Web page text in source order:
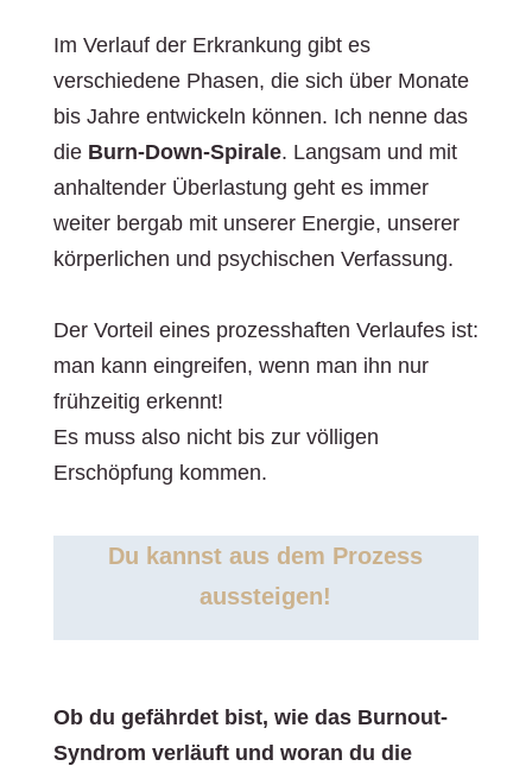
Im Verlauf der Erkrankung gibt es
verschiedene Phasen, die sich über Monate
bis Jahre entwickeln können. Ich nenne das
die Burn-Down-Spirale. Langsam und mit
anhaltender Überlastung geht es immer
weiter bergab mit unserer Energie, unserer
körperlichen und psychischen Verfassung.
Der Vorteil eines prozesshaften Verlaufes ist:
man kann eingreifen, wenn man ihn nur
frühzeitig erkennt!
Es muss also nicht bis zur völligen
Erschöpfung kommen.
Du kannst aus dem Prozess
aussteigen!
Ob du gefährdet bist, wie das Burnout-
Syndrom verläuft und woran du die